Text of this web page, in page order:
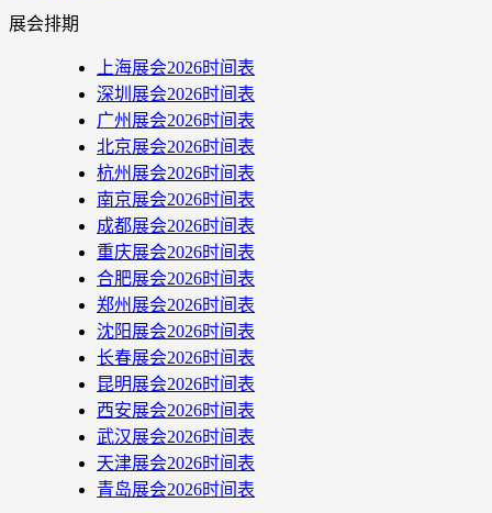
展会排期
上海展会2026时间表
深圳展会2026时间表
广州展会2026时间表
北京展会2026时间表
杭州展会2026时间表
南京展会2026时间表
成都展会2026时间表
重庆展会2026时间表
合肥展会2026时间表
郑州展会2026时间表
沈阳展会2026时间表
长春展会2026时间表
昆明展会2026时间表
西安展会2026时间表
武汉展会2026时间表
天津展会2026时间表
青岛展会2026时间表